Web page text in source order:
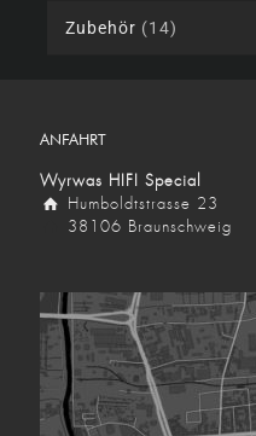
Zubehör (14)
ANFAHRT
Wyrwas HIFI Special
Humboldtstrasse 23
38106 Braunschweig